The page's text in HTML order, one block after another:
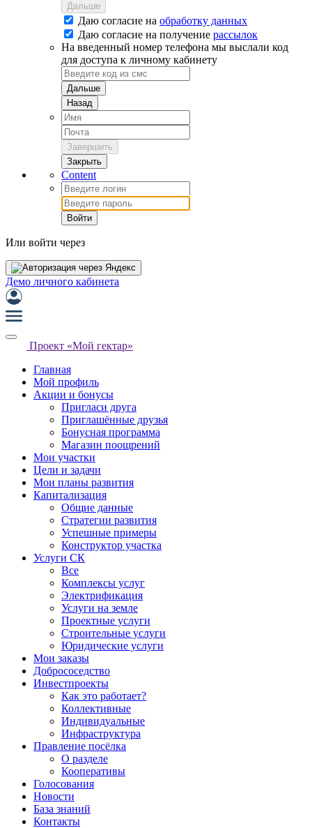
Дальше
Даю согласие на обработку данных
Даю согласие на получение рассылок
На введенный номер телефона мы выслали код
для доступа к личному кабинету
Дальше
Назад
Завершить
Закрыть
Content
Войти
Или войти через
Демо личного кабинета
Проект «Мой гектар»
Главная
Мой профиль
Акции и бонусы
Пригласи друга
Приглашённые друзья
Бонусная программа
Магазин поощрений
Мои участки
Цели и задачи
Мои планы развития
Капитализация
Общие данные
Стратегии развития
Успешные примеры
Конструктор участка
Услуги СК
Все
Комплексы услуг
Электрификация
Услуги на земле
Проектные услуги
Строительные услуги
Юридические услуги
Мои заказы
Добрососедство
Инвестпроекты
Как это работает?
Коллективные
Индивидуальные
Инфраструктура
Правление посёлка
О разделе
Кооперативы
Голосования
Новости
База знаний
Контакты